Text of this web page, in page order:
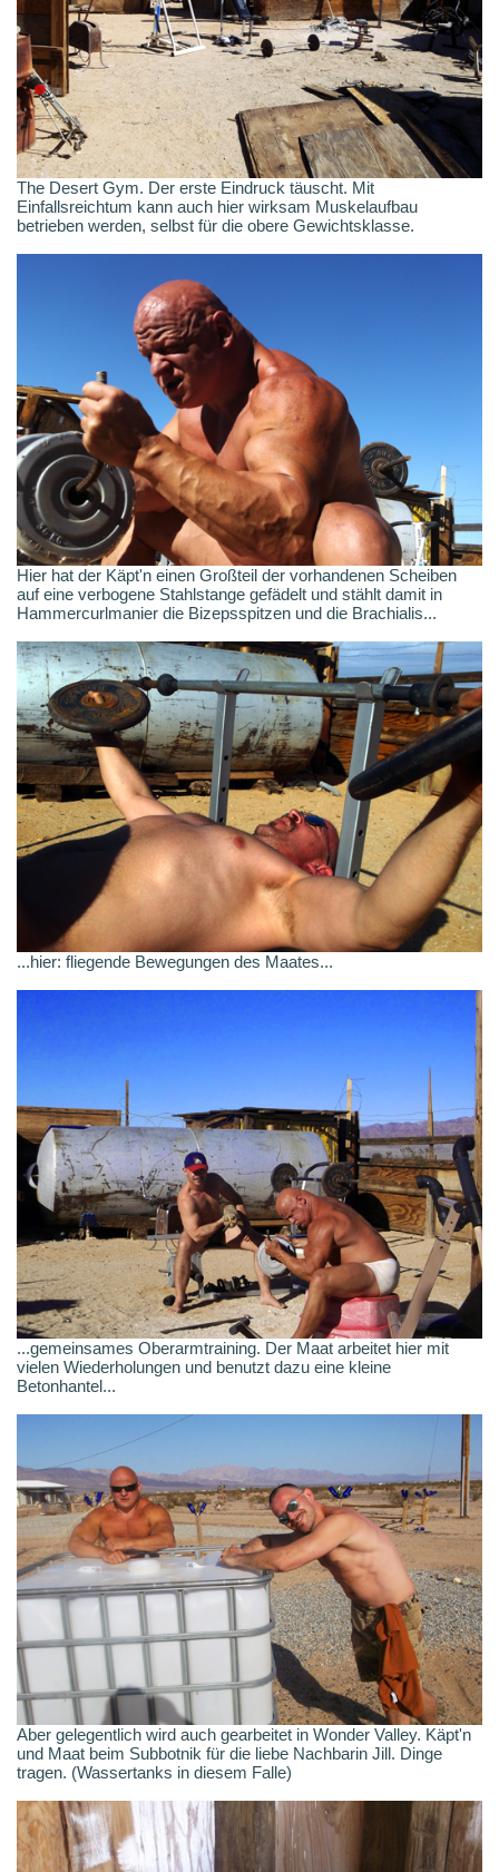
The Desert Gym. Der erste Eindruck täuscht. Mit
Einfallsreichtum kann auch hier wirksam Muskelaufbau
betrieben werden, selbst für die obere Gewichtsklasse.
Hier hat der Käpt'n einen Großteil der vorhandenen Scheiben
auf eine verbogene Stahlstange gefädelt und stählt damit in
Hammercurlmanier die Bizepsspitzen und die Brachialis...
...hier: fliegende Bewegungen des Maates...
...gemeinsames Oberarmtraining. Der Maat arbeitet hier mit
vielen Wiederholungen und benutzt dazu eine kleine
Betonhantel...
Aber gelegentlich wird auch gearbeitet in Wonder Valley. Käpt'n
und Maat beim Subbotnik für die liebe Nachbarin Jill. Dinge
tragen. (Wassertanks in diesem Falle)